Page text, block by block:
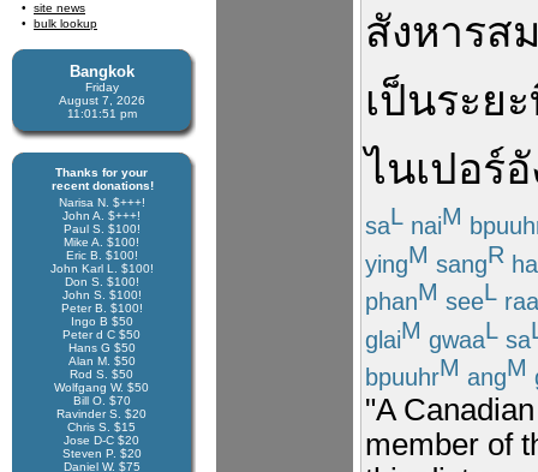
site news
bulk lookup
Bangkok
Friday
August 7, 2026
11:01:51 pm
Thanks for your
recent donations!
Narisa N. $+++!
John A. $+++!
Paul S. $100!
Mike A. $100!
Eric B. $100!
John Karl L. $100!
Don S. $100!
John S. $100!
Peter B. $100!
Ingo B $50
Peter d C $50
Hans G $50
Alan M. $50
Rod S. $50
Wolfgang W. $50
Bill O. $70
Ravinder S. $20
Chris S. $15
Jose D-C $20
Steven P. $20
Daniel W. $75
สังหารส
เป็นระยะ
ไนเปอร์
saL naiM
yingM sangR
phanM seeL
glaiM gwaaL sa
bpuuhrM angM
"A
member of